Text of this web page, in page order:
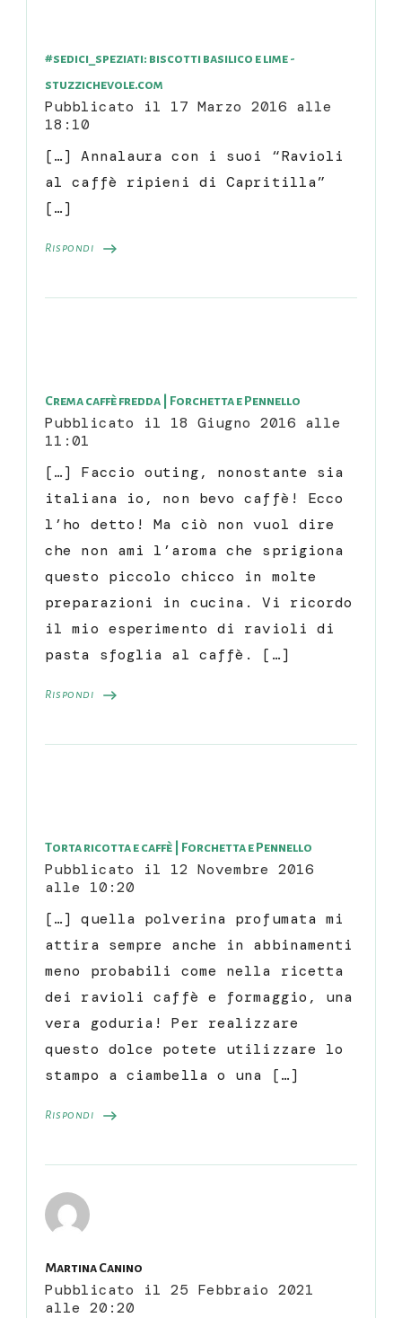
#sedici_speziati: biscotti basilico e lime -
stuzzichevole.com
Pubblicato il 17 Marzo 2016 alle
18:10
Rispondi
[…] Annalaura con i suoi “Ravioli
al caffè ripieni di Capritilla”
[…]
Crema caffè fredda | Forchetta e Pennello
Pubblicato il 18 Giugno 2016 alle
11:01
Rispondi
[…] Faccio outing, nonostante sia
italiana io, non bevo caffè! Ecco
l’ho detto! Ma ciò non vuol dire
che non ami l’aroma che sprigiona
questo piccolo chicco in molte
preparazioni in cucina. Vi ricordo
il mio esperimento di ravioli di
pasta sfoglia al caffè. […]
Torta ricotta e caffè | Forchetta e Pennello
Pubblicato il 12 Novembre 2016
alle 10:20
Rispondi
[…] quella polverina profumata mi
attira sempre anche in abbinamenti
meno probabili come nella ricetta
dei ravioli caffè e formaggio, una
vera goduria! Per realizzare
questo dolce potete utilizzare lo
stampo a ciambella o una […]
Martina Canino
Pubblicato il 25 Febbraio 2021
alle 20:20